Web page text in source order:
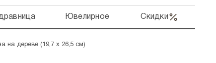
Ювелирное Скидки
на дереве (19,7 х 26,5 см)